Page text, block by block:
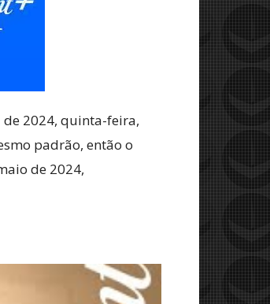
2024, quinta-feira,
padrão, então o
de 2024,